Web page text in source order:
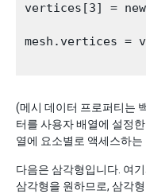
vertices[3] =
mesh.vertices =
(메시 데이터 프로퍼티는
터를 사용자 배열에 설정
열에 요소별로 액세스하
다음은 삼각형입니다. 여
삼각형을 원하므로, 삼각